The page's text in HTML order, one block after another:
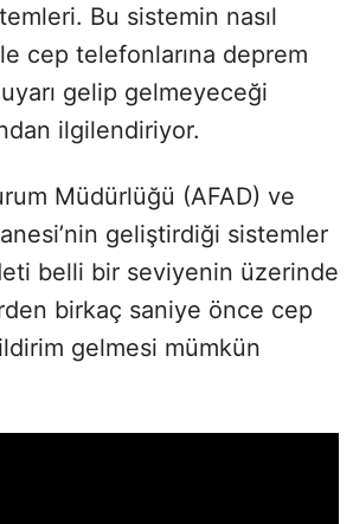
Bu sistemin nasıl
cep telefonlarına deprem
gelip gelmeyeceği
ilgilendiriyor.
Müdürlüğü (AFAD) ve
geliştirdiği sistemler
belli bir seviyenin üzerinde
birkaç saniye önce cep
gelmesi mümkün